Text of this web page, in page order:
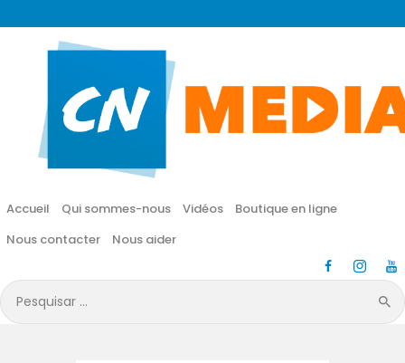
Accueil Qui sommes-nous Vidéos
Boutique en ligne
Nous contacter
Nous aider
Pesquisar
por:
CN MÉDIA
Une vie nouvelle en JESUS !
Accueil
Vidéos
Boutique en ligne